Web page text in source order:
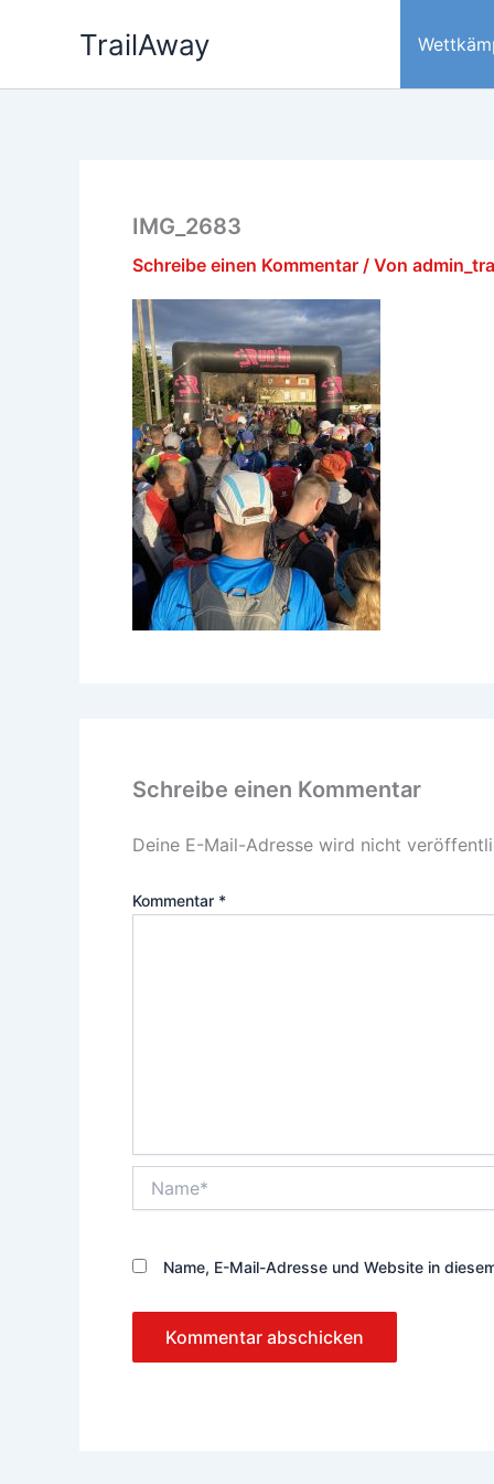
TrailAway
IMG_2683
Schreibe einen Kommentar / Von
Schreibe einen Kommentar
Deine E-Mail-Adresse wird nicht
Kommentar *
Name, E-Mail-Adresse und Website in